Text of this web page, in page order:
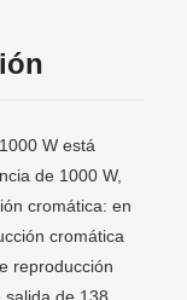
W está
de 1000 W,
cromática: en
cromática
reproducción